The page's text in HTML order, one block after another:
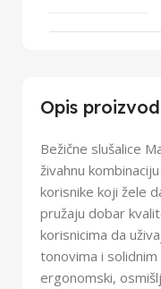
Opis
Bežične slušalice
živahnu
korisnike koji žele
pružaju dobar
korisnicima da
tonovima i
ergonomski,